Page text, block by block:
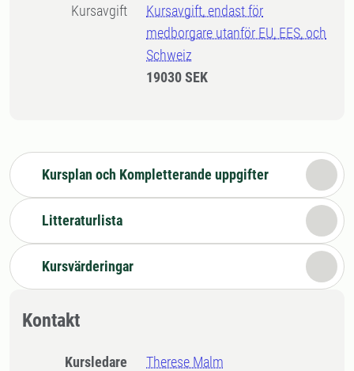
Kursavgift
Kursavgift, endast för
medborgare utanför EU, EES, och
Schweiz
19030 SEK
Kursplan och Kompletterande uppgifter
Litteraturlista
Kursvärderingar
Kontakt
Kursledare Therese Malm